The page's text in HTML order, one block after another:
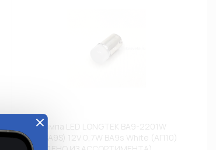
Автолампа LED LONGTEK BA9-2201W
T4W(BA9S) 12V 0,7W BA9s White (АП10)